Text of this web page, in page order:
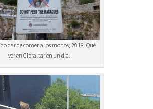
dar de comer a los monos, 2018. Qué
ver en Gibraltar en un día.